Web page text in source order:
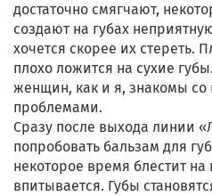
достаточно смягчают,
создают на губах
хочется скорее их стереть.
плохо ложится на сухие
женщин, как и я, знакомы со
проблемами.
Сразу после выхода линии
попробовать бальзам для
некоторое время блестит на
впитывается. Губы